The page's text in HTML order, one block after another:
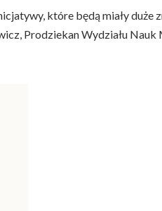
które będą miały duże
Prodziekan Wydziału